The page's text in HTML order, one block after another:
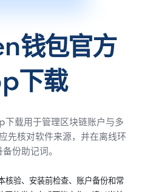
钱包官方
下载
载用于管理区块链账户与多
先核对软件来源，并在离线环
份助记词。
验、安装前检查、账户备份和常